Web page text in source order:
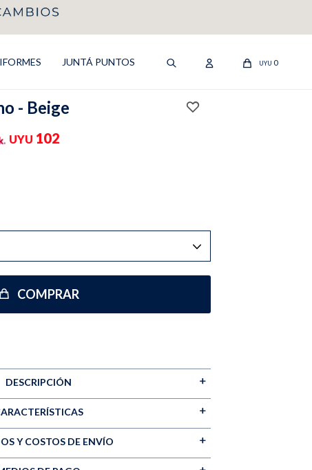
JUNTÁ PUNTOS UYU 0
- Beige
UYU 102
COMPRAR
DESCRIPCIÓN
Y COSTOS DE ENVÍO